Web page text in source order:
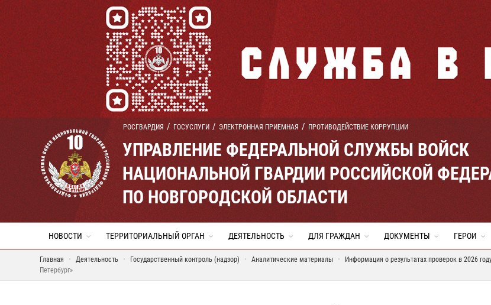
РОСГВАРДИЯ ГОСУСЛУГИ ЭЛЕКТРОННАЯ ПРИЕМНАЯ ПРОТИВОДЕЙСТВИЕ КОРРУПЦИИ
УПРАВЛЕНИЕ ФЕДЕРАЛЬНОЙ СЛУЖБЫ ВОЙСК
НАЦИОНАЛЬНОЙ ГВАРДИИ РОССИЙСКОЙ
ПО НОВГОРОДСКОЙ ОБЛАСТИ
НОВОСТИ ТЕРРИТОРИАЛЬНЫЙ ОРГАН ДЕЯТЕЛЬНОСТЬ ДЛЯ ГРАЖДАН ДОКУМЕНТЫ ГЕРОИ
Главная Деятельность Государственный контроль (надзор) Аналитические материалы Информация о результатах проверок в 2026
Петербург»